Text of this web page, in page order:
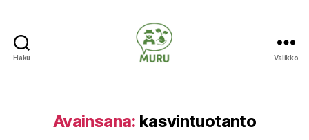
Haku Valikko
Avainsana: kasvintuotanto